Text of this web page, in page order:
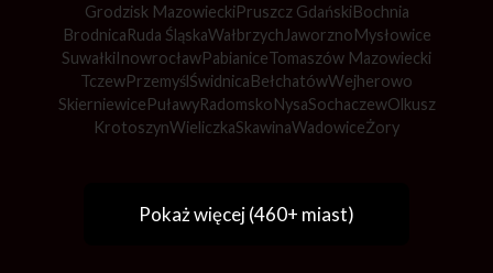
Grodzisk MazowieckiPruszcz GdańskiBochnia
BrodnicaRuda ŚląskaWałbrzych JaworznoMysłowice
SuwałkiInowrocławPabianiceTomaszów Mazowiecki
TczewPrzemyślŚwidnicaBełchatówWejherowo
SkierniewicePuławyRadomskoNysaSochaczewOlkusz
KrotoszynWieliczkaSkawinaWadowiceŻory
Pokaż więcej (460+ miast)